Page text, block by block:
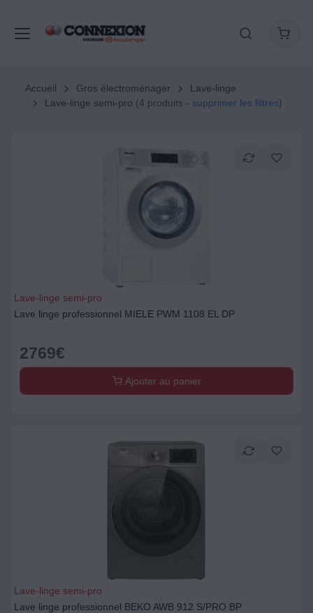
Accueil Gros électroménager
Lave-linge
Lave-linge semi-pro (4 produits - supprimer les filtres)
Lave-linge semi-pro
Lave linge professionnel MIELE PWM 1108 EL DP
2769€
Ajouter au panier
Lave-linge semi-pro
Lave linge professionnel BEKO AWB 912 S/PRO BP